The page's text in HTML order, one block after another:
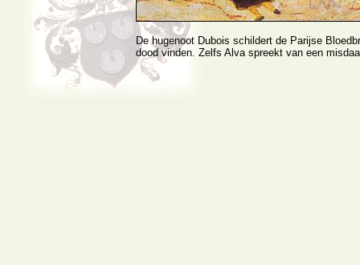
De hugenoot Dubois schildert de Parijse
dood vinden. Zelfs Alva spreekt van een